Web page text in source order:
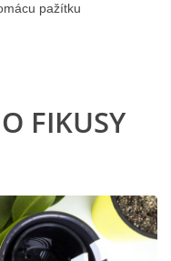
pažítku
FIKUSY